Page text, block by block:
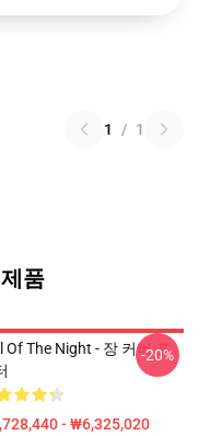
1 / 1
품
Of The Night - 장 커버 포
- ₩6,325,020
-20%